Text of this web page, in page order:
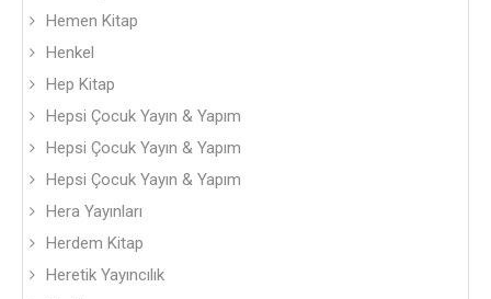
Hemen Kitap
Henkel
Hep Kitap
Hepsi Çocuk Yayın & Yapım
Hepsi Çocuk Yayın & Yapım
Hepsi Çocuk Yayın & Yapım
Hera Yayınları
Herdem Kitap
Heretik Yayıncılık